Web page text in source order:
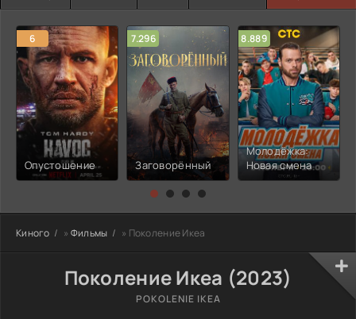
6
Опустошение
7.296
Заговорённый
8.889
Молодёжка:
Новая смена
Киного » Фильмы » Поколение Икеа
Поколение Икеа (2023)
POKOLENIE IKEA